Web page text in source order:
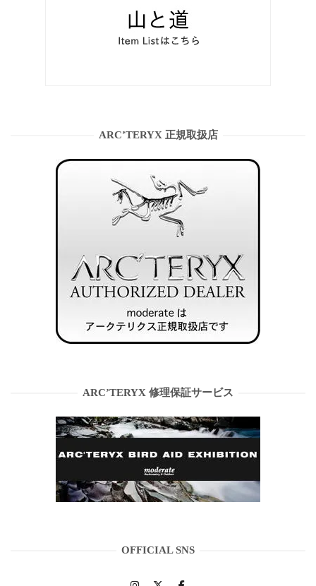
ARC’TERYX 正規取扱店
ARC’TERYX 修理保証サービス
OFFICIAL SNS